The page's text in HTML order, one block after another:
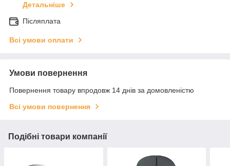
Детальніше
Післяплата
Всі умови оплати
Умови повернення
Повернення товару впродовж 14 днів за домовленістю
Всі умови повернення
Подібні товари компанії